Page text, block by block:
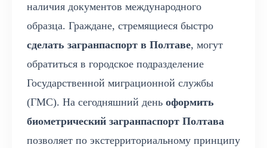
наличия документов международного
образца. Граждане, стремящиеся быстро
сделать загранпаспорт в Полтаве, могут
обратиться в городское подразделение
Государственной миграционной службы
(ГМС). На сегодняшний день оформить
биометрический загранпаспорт Полтава
позволяет по экстерриториальному принципу